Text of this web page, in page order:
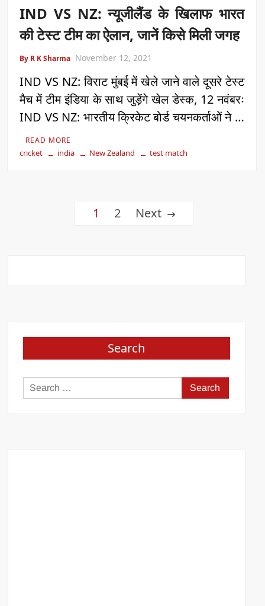
IND VS NZ: न्यूजीलैंड के खिलाफ भारत
की टेस्ट टीम का ऐलान, जानें किसे मिली जगह
By R K Sharma November 12, 2021
IND VS NZ: विराट मुंबई में खेले जाने वाले दूसरे टेस्ट
मैच में टीम इंडिया के साथ जुड़ेंगे खेल डेस्क, 12 नवंबरः
IND VS NZ: भारतीय क्रिकेट बोर्ड चयनकर्ताओं ने …
READ MORE
cricket india New Zealand test match
1 2 Next
Search
Search
for: